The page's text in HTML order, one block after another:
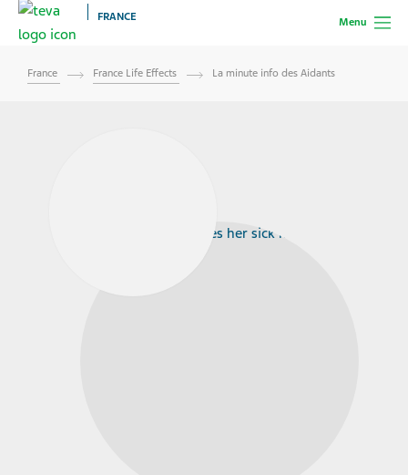
Menu
FRANCE
France France Life Effects La minute info des Aidants